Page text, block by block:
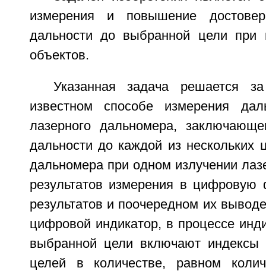
измерения и повышение
дальности до выбранной цели
объектов.
Указанная задача решается
известном способе измерения
лазерного дальномера,
дальности до каждой из нескольких
дальномера при одном излучении
результатов измерения в цифровую
результатов и поочередном их
цифровой индикатор, в процессе
выбранной цели включают индексы
целей в количестве, равном